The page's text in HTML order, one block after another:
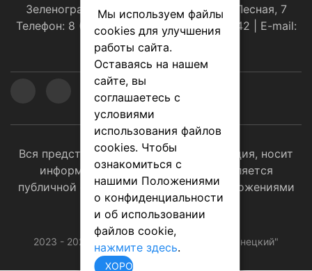
Зеленоградский р-н, пос.Рыбачий, ул.Лесная, 7
Телефон: 8 (4012) 310001, 8(921)108-30-42 | E-mail:
оﬃce@park-kosa.ru
Вся представленная на сайте информация, носит
информационный характер и не является
публичной офертой, определяемой положениями
ст. 437 (2) ГК РФ.
2023 - 2026 © Национальный парк "Виштынецкий"
Мы используем файлы
cookies для улучшения
работы сайта.
Оставаясь на нашем
сайте, вы
соглашаетесь с
условиями
использования файлов
cookies. Чтобы
ознакомиться с
нашими Положениями
о конфиденциальности
и об использовании
файлов cookie,
нажмите здесь.
ХОРОШО